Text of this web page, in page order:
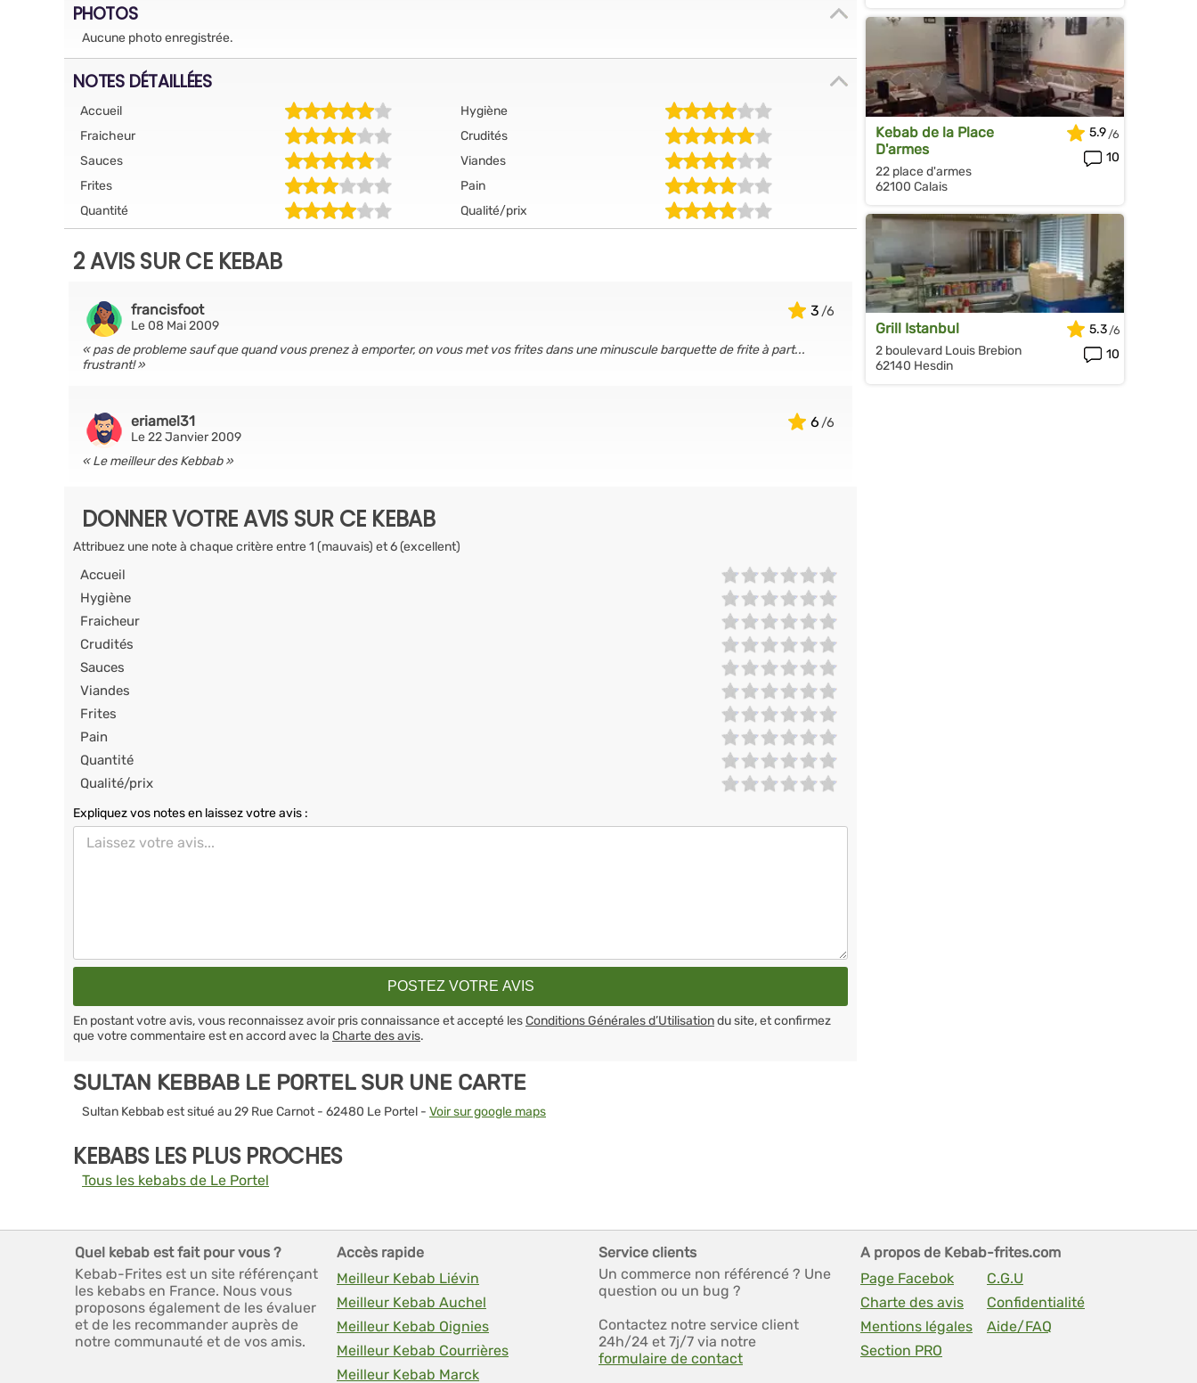
PHOTOS
Aucune photo enregistrée.
NOTES DÉTAILLÉES
Accueil
Hygiène
Fraicheur
Crudités
Sauces
Viandes
Frites
Pain
Quantité
Qualité/prix
2 AVIS SUR CE KEBAB
3
francisfoot
Le 08 Mai 2009
pas de probleme sauf que quand vous prenez à emporter, on vous met vos frites dans une minuscule barquette de frite à part...
frustrant!
6
eriamel31
Le 22 Janvier 2009
Le meilleur des Kebbab
DONNER VOTRE AVIS SUR CE KEBAB
Attribuez une note à chaque critère entre 1 (mauvais) et 6 (excellent)
Accueil
Hygiène
Fraicheur
Crudités
Sauces
Viandes
Frites
Pain
Quantité
Qualité/prix
Expliquez vos notes en laissez votre avis :
En postant votre avis, vous reconnaissez avoir pris connaissance et accepté lesConditions Générales d’Utilisationdu site, et confirmez
que votre commentaire est en accord avec la Charte des avis.
SULTAN KEBBAB LE PORTEL SUR UNE CARTE
Sultan Kebbab est situé au 29 Rue Carnot - 62480 Le Portel - Voir sur google maps
KEBABS LES PLUS PROCHES
Tous les kebabs de Le Portel
Kebab de la Place
D'armes
22 place d'armes
62100 Calais
5.9
10
Grill Istanbul
2 boulevard Louis Brebion
62140 Hesdin
5.3
10
Quel kebab est fait pour vous ?
Kebab-Frites est un site référençant
les kebabs en France. Nous vous
proposons également de les évaluer
et de les recommander auprès de
notre communauté et de vos amis.
Accès rapide
Meilleur Kebab Liévin
Meilleur Kebab Auchel
Meilleur Kebab Oignies
Meilleur Kebab Courrières
Meilleur Kebab Marck
Service clients
Un commerce non référencé ? Une
question ou un bug ?
Contactez notre service client
24h/24 et 7j/7 via notre
formulaire de contact
A propos de Kebab-frites.com
Page Facebok
C.G.U
Charte des avis
Confidentialité
Mentions légales
Aide/FAQ
Section PRO